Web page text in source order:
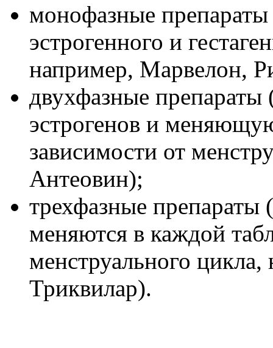
монофазные препараты
эстрогенного и
например, Марвелон,
двухфазные
эстрогенов и
зависимости от
Антеовин);
трехфазные препараты
меняются в каждой
менструального
Триквилар).